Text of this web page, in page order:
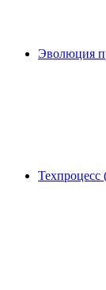
Эволюция
Техпроцесс